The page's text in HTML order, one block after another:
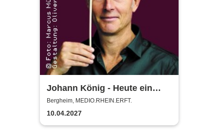
Johann König - Heute ein
König
Bergheim, MEDIO.RHEIN.ERFT.
10.04.2027